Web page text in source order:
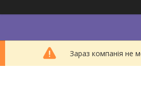
Зараз компанія не